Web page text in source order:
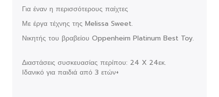
Για έναν η περισσότερους παίχτες
Με έργα τέχνης της Melissa Sweet.
Νικητής του βραβείου Oppenheim Platinum Best Toy.
Διαστάσεις συσκευασίας περίπου: 24 X 24εκ.
Ιδανικό για παιδιά από 3 ετών+